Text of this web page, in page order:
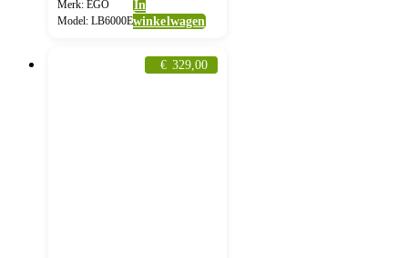
Merk: EGO
Model: LB6000E
In
winkelwagen
€ 329,00